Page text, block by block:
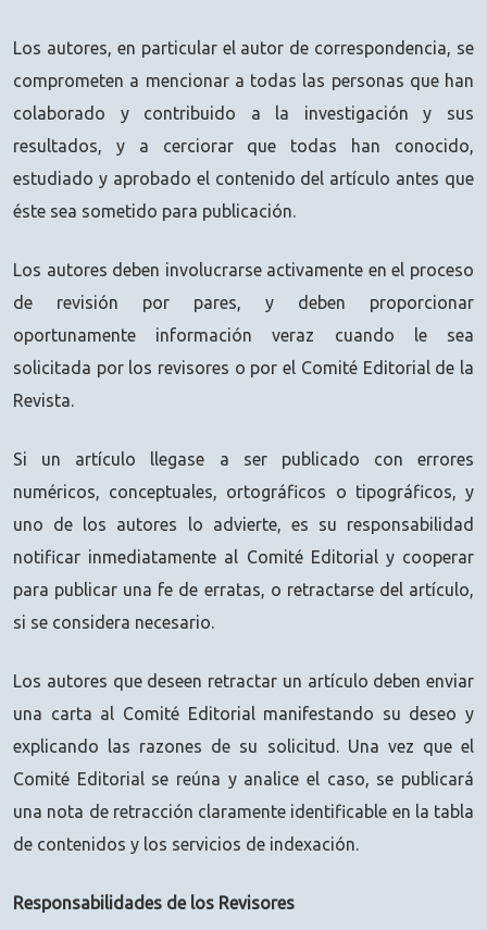
Los autores, en particular el autor de correspondencia, se
comprometen a mencionar a todas las personas que han
colaborado y contribuido a la investigación y sus
resultados, y a cerciorar que todas han conocido,
estudiado y aprobado el contenido del artículo antes que
éste sea sometido para publicación.
Los autores deben involucrarse activamente en el proceso
de revisión por pares, y deben proporcionar
oportunamente información veraz cuando le sea
solicitada por los revisores o por el Comité Editorial de la
Revista.
Si un artículo llegase a ser publicado con errores
numéricos, conceptuales, ortográficos o tipográficos, y
uno de los autores lo advierte, es su responsabilidad
notificar inmediatamente al Comité Editorial y cooperar
para publicar una fe de erratas, o retractarse del artículo,
si se considera necesario.
Los autores que deseen retractar un artículo deben enviar
una carta al Comité Editorial manifestando su deseo y
explicando las razones de su solicitud. Una vez que el
Comité Editorial se reúna y analice el caso, se publicará
una nota de retracción claramente identificable en la tabla
de contenidos y los servicios de indexación.
Responsabilidades de los Revisores